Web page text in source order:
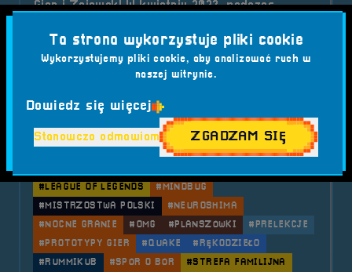
Gier i Zajawek! W kwietniu 2023, podczas
osób!
Kategorie wpisu:
Tagi: #A SONG OF ICE AND FIRE
#CATAN
#COUNTER-STRIKE 2
#E-SPORT
#FORTNITE
#GAMES ROOM
#LEAGUE OF LEGENDS
#MINDBUG
#MISTRZOSTWA POLSKI
#NEUROSHIMA
#NOCNE GRANIE
#OMG #PLANSZÓWKI
#PRELEKCJE
#PROTOTYPY GIER
#QUAKE
#RĘKODZIEŁO
#RUMMIKUB
#SPÓR O BÓR
#STREFA FAMILIJNA
Ta strona wykorzystuje pliki cookie
Wykorzystujemy pliki cookie, aby analizować ruch w
naszej witrynie.
Dowiedz się więcej
Stanowczo odmawiam ZGADZAM SIĘ